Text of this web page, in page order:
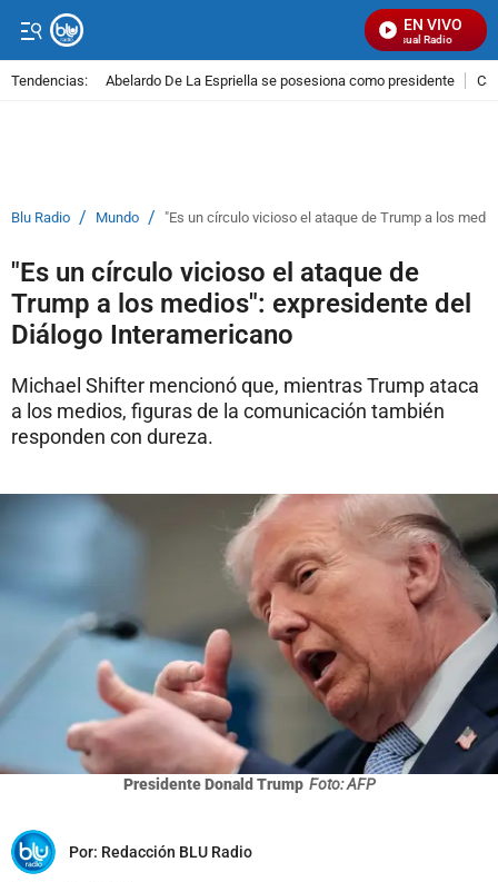
EN VIVO
Señal Visual Radio
Tendencias: Abelardo De La Espriella se posesiona como presidente
Blu Radio / Mundo / "Es un círculo vicioso el ataque de Trump a los
"Es un círculo vicioso el ataque de
Trump a los medios": expresidente del
Diálogo Interamericano
Michael Shifter mencionó que, mientras Trump ataca
a los medios, figuras de la comunicación también
responden con dureza.
Presidente Donald Trump Foto: AFP
Por: Redacción BLU Radio